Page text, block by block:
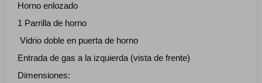
Horno enlozado
1 Parrilla de horno
Vidrio doble en puerta de horno
Entrada de gas a la izquierda (vista de frente)
Dimensiones: